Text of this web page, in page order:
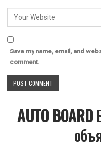
Save my name, email, and
comment.
AUTO BOARD